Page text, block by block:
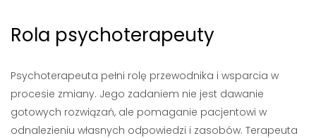
Rola psychoterapeuty
Psychoterapeuta pełni rolę przewodnika i wsparcia w
procesie zmiany. Jego zadaniem nie jest dawanie
gotowych rozwiązań, ale pomaganie pacjentowi w
odnalezieniu własnych odpowiedzi i zasobów. Terapeuta